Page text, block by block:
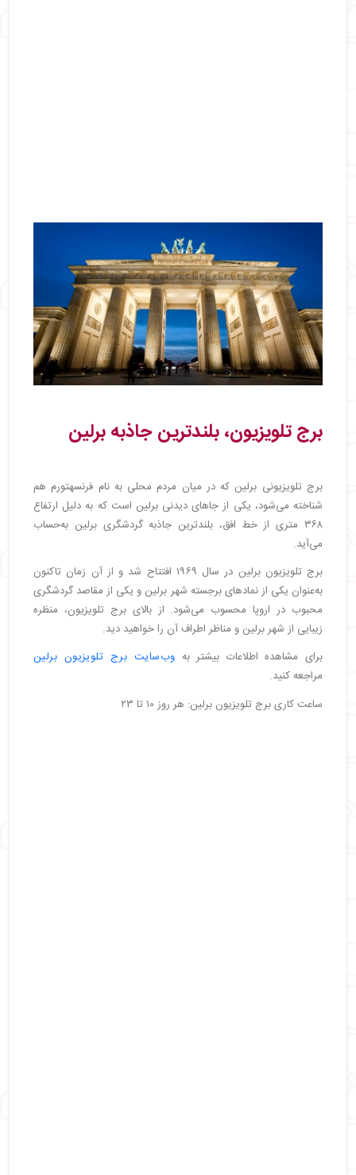
برج تلویزیون، بلندترین جاذبه برلین
برج تلویزیونی برلین که در میان مردم محلی به نام فرنسهتورم هم
شناخته می‌شود، یکی از جاهای دیدنی برلین است که به دلیل ارتفاع
۳۶۸ متری از خط افق، بلندترین جاذبه گردشگری برلین به‌حساب
می‌آید.
برج تلویزیون برلین در سال ۱۹۶۹ افتتاح شد و از آن زمان تاکنون
به‌عنوان یکی از نمادهای برجسته شهر برلین و یکی از مقاصد گردشگری
محبوب در اروپا محسوب می‌شود. از بالای برج تلویزیون، منظره
زیبایی از شهر برلین و مناظر اطراف آن را خواهید دید.
برای مشاهده اطلاعات بیشتر به وب‌سایت برج تلویزیون برلین
مراجعه کنید.
ساعت کاری برج تلویزیون برلین: هر روز ۱۰ تا ۲۳